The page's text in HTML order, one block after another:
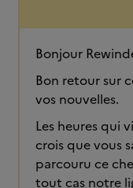
Bonjour
Bon retour sur
vos nouvelles.
Les heures qui
crois que vous
parcouru ce
tout cas notre